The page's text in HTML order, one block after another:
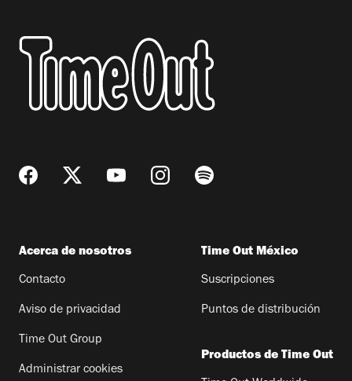
Acerca de nosotros
Contacto
Aviso de privacidad
Time Out Group
Administrar cookies
Time Out México
Suscripciones
Puntos de distribución
Productos de Time Out